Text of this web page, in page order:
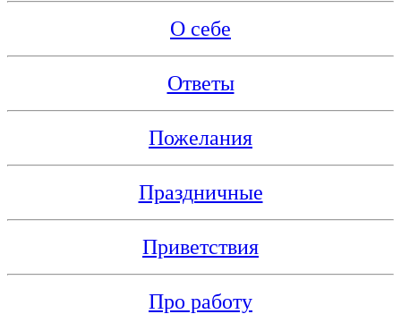
О себе
Ответы
Пожелания
Праздничные
Приветствия
Про работу